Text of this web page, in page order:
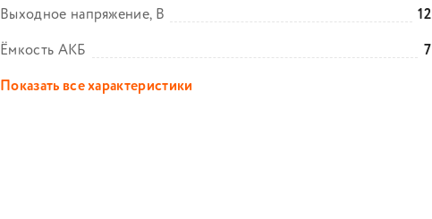
Выходное напряжение, В
12
Ёмкость АКБ
7
Показать все характеристики